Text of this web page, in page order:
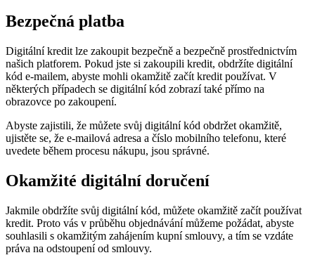
Bezpečná platba
Digitální kredit lze zakoupit bezpečně a bezpečně prostřednictvím
našich platforem. Pokud jste si zakoupili kredit, obdržíte digitální
kód e-mailem, abyste mohli okamžitě začít kredit používat. V
některých případech se digitální kód zobrazí také přímo na
obrazovce po zakoupení.
Abyste zajistili, že můžete svůj digitální kód obdržet okamžitě,
ujistěte se, že e-mailová adresa a číslo mobilního telefonu, které
uvedete během procesu nákupu, jsou správné.
Okamžité digitální doručení
Jakmile obdržíte svůj digitální kód, můžete okamžitě začít používat
kredit. Proto vás v průběhu objednávání můžeme požádat, abyste
souhlasili s okamžitým zahájením kupní smlouvy, a tím se vzdáte
práva na odstoupení od smlouvy.